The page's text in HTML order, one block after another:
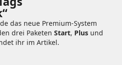
das neue Premium-System
drei Paketen Start, Plus und
ihr im Artikel.